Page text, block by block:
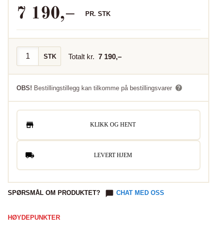
7 190,– PR. STK
STK Totalt kr. 7 190,–
OBS! Bestillingstillegg kan tilkomme på bestillingsvarer
KLIKK OG HENT
LEVERT HJEM
SPØRSMÅL OM PRODUKTET? CHAT MED OSS
HØYDEPUNKTER